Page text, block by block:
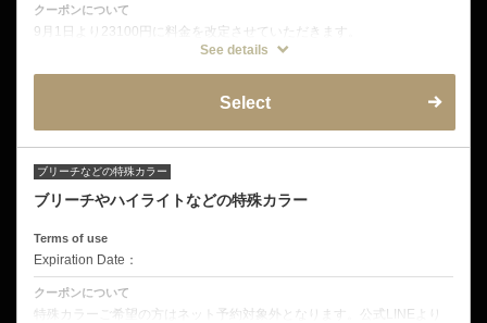
クーポンについて
9月1日より23100円に料金を改定させていただきます。
カット＋デザイニングパーマ＋カラーのフルコース
ヘッドスパなどはオプションから追加可能です
See details
Select
ブリーチなどの特殊カラー
ブリーチやハイライトなどの特殊カラー
Terms of use
Expiration Date：
クーポンについて
特殊カラーご希望の方はネット予約対象外となります。公式LINEより